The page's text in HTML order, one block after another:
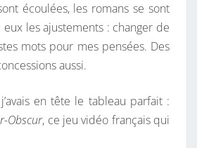
écoulées, les romans se sont
eux les ajustements : changer de
mots pour mes pensées. Des
aussi.
en tête le tableau parfait :
Obscur, ce jeu vidéo français qui